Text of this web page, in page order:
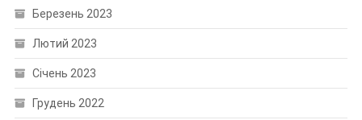
Березень 2023
Лютий 2023
Січень 2023
Грудень 2022